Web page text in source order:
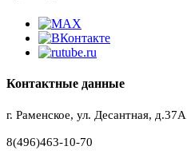
Контактные данные
г. Раменское, ул. Десантная, д.37A
8(496)463-10-70